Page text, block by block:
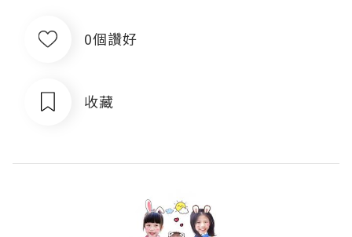
0個讚好
收藏